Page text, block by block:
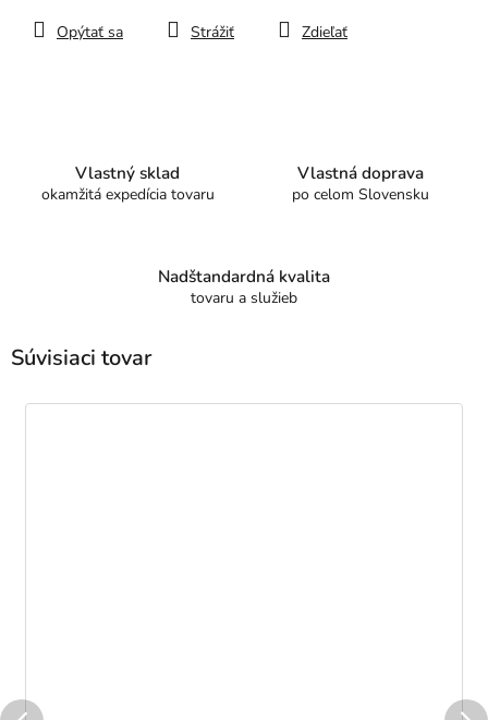
Opýtať sa Strážiť Zdieľať
Vlastný sklad
okamžitá expedícia tovaru
Vlastná doprava
po celom Slovensku
Nadštandardná kvalita
tovaru a služieb
Súvisiaci tovar